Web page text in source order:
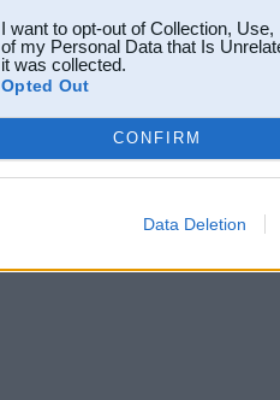
I want to opt-out of Collection,
of my Personal Data that Is
it was collected.
Opted Out
CONFIRM
Data Deletion